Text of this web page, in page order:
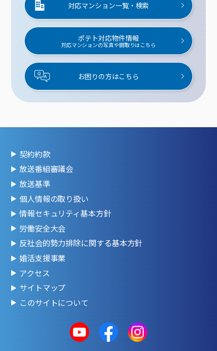
対応マンション一覧・検索
ポテト対応物件情報
対応マンションの写真や間取りはこちら
お困りの方はこちら
契約約款
放送番組審議会
放送基準
個人情報の取り扱い
情報セキュリティ基本方針
労働安全大会
反社会的勢力排除に関する基本方針
婚活支援事業
アクセス
サイトマップ
このサイトについて